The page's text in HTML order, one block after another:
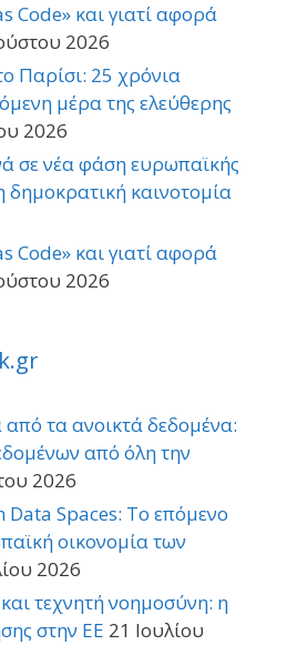
Code» και γιατί αφορά
2026
Παρίσι: 25 χρόνια
μέρα της ελεύθερης
2026
σε νέα φάση ευρωπαϊκής
δημοκρατική καινοτομία
Code» και γιατί αφορά
2026
τα ανοικτά δεδομένα:
από όλη την
2026
Spaces: Το επόμενο
οικονομία των
2026
τεχνητή νοημοσύνη: η
στην ΕΕ 21 Ιουλίου